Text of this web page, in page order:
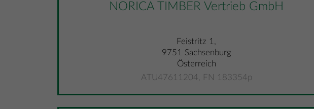
NORICA TIMBER Vertrieb GmbH
Feistritz 1,
9751 Sachsenburg
Österreich
ATU47611204, FN 183354p